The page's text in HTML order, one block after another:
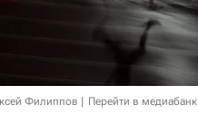
Филиппов Перейти в медиабанк